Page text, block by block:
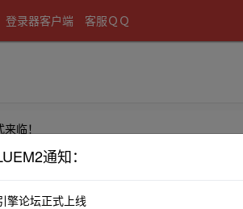
登录器客户端 客服ＱＱ
临！
正式来临！
通知：
擎论坛正式上线